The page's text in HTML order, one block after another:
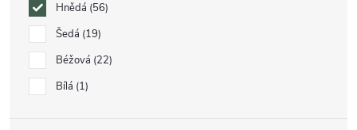
Hnědá 56
Šedá 19
Béžová 22
Bílá 1